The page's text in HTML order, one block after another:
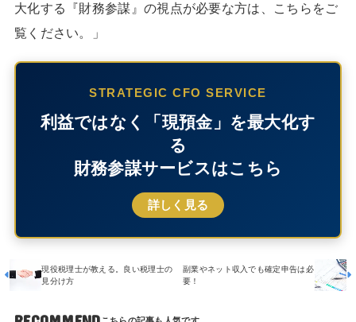
大化する『財務参謀』の視点が必要な方は、こちらをご
覧ください。」
STRATEGIC CFO SERVICE
利益ではなく「現預金」を最大化す
る
財務参謀サービスはこちら
詳しく見る
現役税理士が教える。良い税理士の
見分け方
副業やネット収入でも確定申告は必
要！